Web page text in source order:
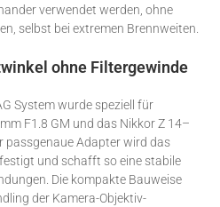
verwendet werden, ohne
selbst bei extremen Brennweiten.
ohne Filtergewinde
System wurde speziell für
F1.8 GM und das Nikkor Z 14–
passgenaue Adapter wird das
und schafft so eine stabile
Die kompakte Bauweise
der Kamera-Objektiv-